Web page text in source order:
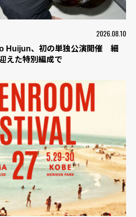
2026.08.10
Huijun、初の単独公演開催 細
えた特別編成で